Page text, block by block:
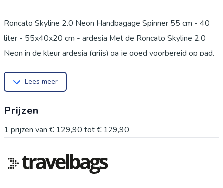
Roncato Skyline 2.0 Neon Handbagage Spinner 55 cm - 40
liter - 55x40x20 cm - ardesia Met de Roncato Skyline 2.0
Neon in de kleur ardesia (grijs) ga je goed voorbereid op pad.
met een inhoud van 40 liter verrassend veel ruimte voor je
handbagage per luchtvaartmaatschappij kunnen verschillen.
Controleer daarom voor je vertrekt altijd bij jouw maatschappij
Inhoud: 40 liter * Afmetingen: 55 x 40 x 20 cm * Gewicht: 2,3
kg * Materiaal: Polypropyleen * Slot: TSA-cijferslot * Garantie:
Lees meer
Prijzen
1 prijzen van € 129,90 tot€ 129,90